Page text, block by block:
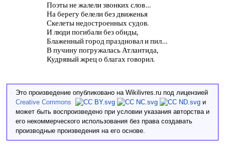
Поэты не жалели звонких слов…
На берегу белели без движенья
Скелеты недостроенных судов.
И люди погибали без обиды,
Блаженный город праздновал и пил…
В пучину погружалась Атлантида,
Кудрявый жрец о благах говорил.
Это произведение опубликовано на Wikilivres.ru под лицензией
Creative Commons
и
может быть воспроизведено при условии указания авторства и
его некоммерческого использования без права создавать
производные произведения на его основе.